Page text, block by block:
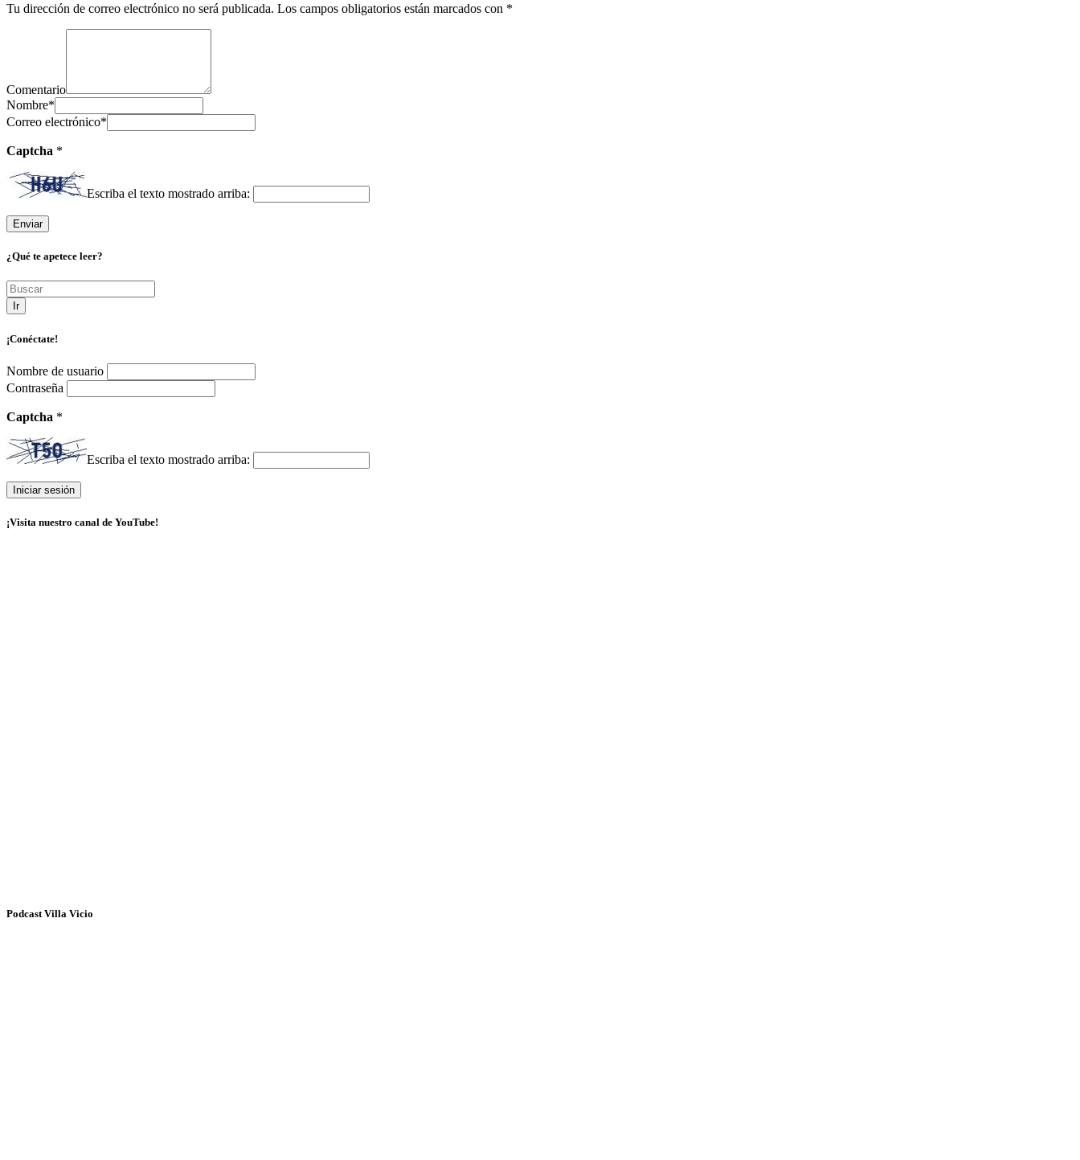
Tu dirección de correo electrónico no será publicada. Los campos obligatorios están marcados con *
Comentario
Nombre*
Correo electrónico*
Captcha *
Escriba el texto mostrado arriba:
¿Qué te apetece leer?
Ir
¡Conéctate!
Nombre de usuario
Contraseña
Captcha *
Escriba el texto mostrado arriba:
¡Visita nuestro canal de YouTube!
Podcast Villa Vicio